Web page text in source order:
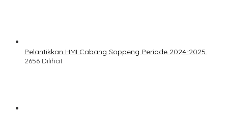
Pelantikkan HMI Cabang Soppeng Periode 2024-2025.
2656 Dilihat